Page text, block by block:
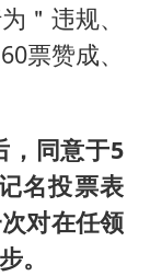
＂违规、
票赞成、
，同意于5
名投票表
对在任领
。